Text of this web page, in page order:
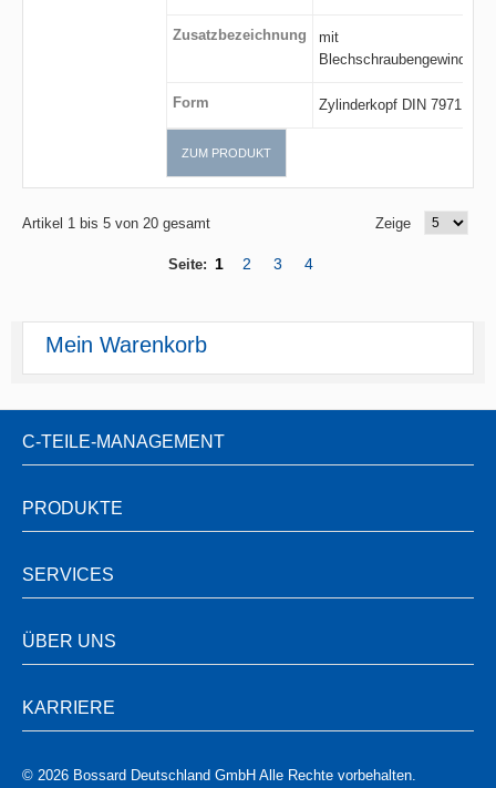
Zusatzbezeichnung
mit
Blechschraubengewinde
Form Zylinderkopf DIN 7971
ZUM PRODUKT
Artikel 1 bis 5 von 20 gesamt Zeige
Seite: 1 2 3 4
Mein Warenkorb
C-TEILE-MANAGEMENT
PRODUKTE
SERVICES
ÜBER UNS
KARRIERE
© 2026 Bossard Deutschland GmbH Alle Rechte vorbehalten.